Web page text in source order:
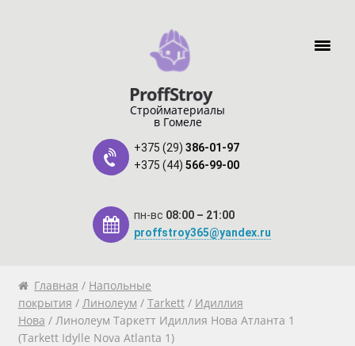
Перейти к содержимому
ProffStroy
Стройматериалы
в Гомеле
+375 (29) 386-01-97
+375 (44) 566-99-00
пн-вс 08:00 – 21:00
proffstroy365@yandex.ru
Главная
«SMART Карта»
Главная / Напольные
покрытия / Линолеум / Tarkett/ Идиллия
Нова / Линолеум Таркетт Идиллия Нова Атланта 1
(Tarkett Idylle Nova Atlanta 1)